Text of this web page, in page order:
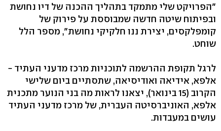
"הפרויקט שלי מתמקד בתהליך ההכנה של דיו נחושת
ובפיתוח שיטה חדשה שמבוססת על פירוק של
קומפלקסים, יצירת ננו חלקיקי נחושת", מספר הלל
שוחט.
לרגל תקופת ההרשמה לתוכניות מרכז מדעני העתיד -
אלפא, אידיאה ואודיסיאה, שתסתיים ביום שלישי
הקרוב (15 בינואר), יצאנו לראות מה בני הנוער מתכנית
אלפא, האוניברסיטה העברית, של מרכז מדעני העתיד
עושים במעבדות.